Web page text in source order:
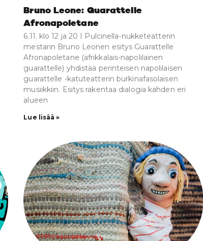
Bruno Leone: Guarattelle
Afronapoletane
6.11. klo 12 ja 20 I Pulcinella-nukketeatterin
mestarin Bruno Leonen esitys Guarattelle
Afronapoletane (afrikkalais-napolilainen
guarattelle) yhdistää perinteisen napolilaisen
guarattelle -katuteatterin burkinafasolaisen
musiikkiin. Esitys rakentaa dialogia kahden eri
alueen
Lue lisää »